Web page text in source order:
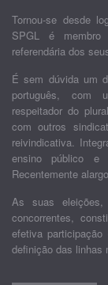
Tornou-se desde
SPGL é membro
referendária dos
É sem dúvida um
português, com
respeitador do
com outros
reivindicativa.
ensino público e
Recentemente
As suas
concorrentes,
efetiva
definição das linhas